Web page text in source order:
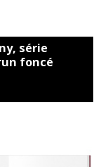
série
foncé